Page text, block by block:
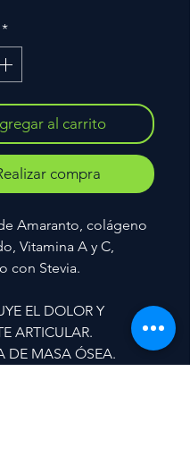
*
al carrito
compra
Amaranto, colágeno
Vitamina A y C,
con Stevia.
EL DOLOR Y
ARTICULAR.
DE MASA ÓSEA.